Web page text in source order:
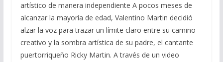
artístico de manera independiente A pocos meses de
alcanzar la mayoría de edad, Valentino Martin decidió
alzar la voz para trazar un límite claro entre su camino
creativo y la sombra artística de su padre, el cantante
puertorriqueño Ricky Martin. A través de un video